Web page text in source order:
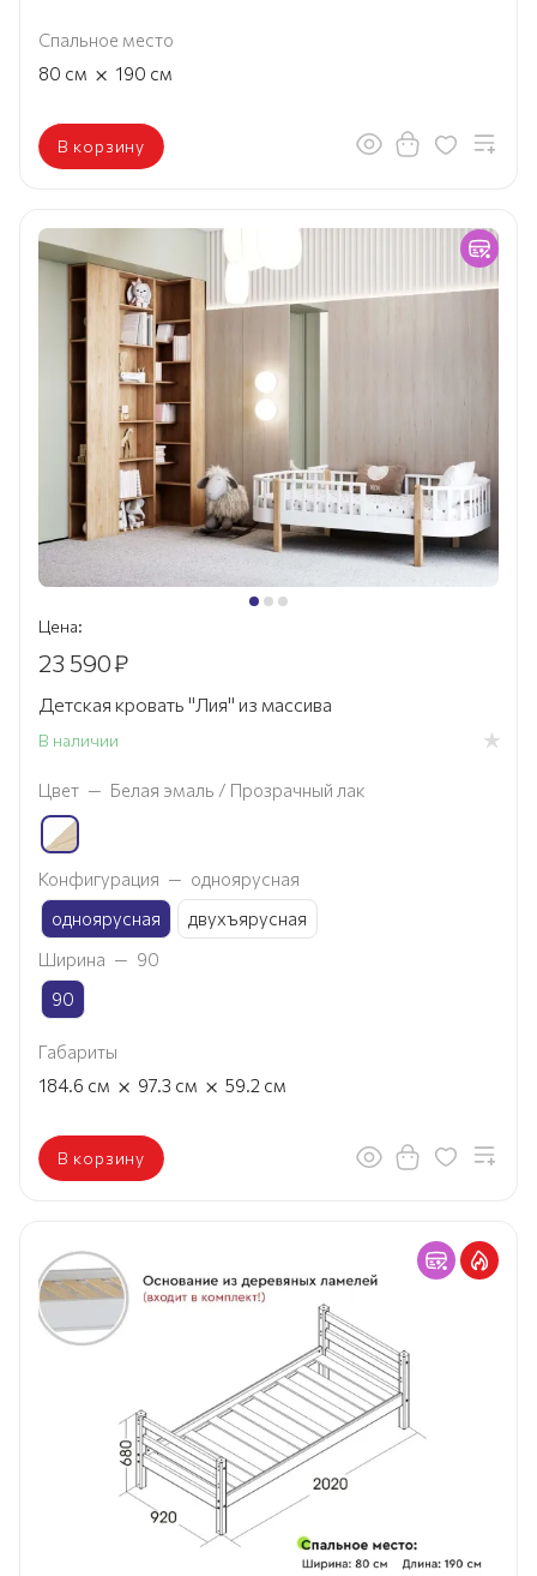
Спальное место
80 см × 190 см
В корзину
Цена:
23 590₽
Детская кровать "Лия" из массива
В наличии
Цвет — Белая эмаль / Прозрачный лак
Конфигурация — одноярусная
одноярусная
двухъярусная
Ширина — 90
90
Габариты
184.6 см × 97.3 см × 59.2 см
В корзину